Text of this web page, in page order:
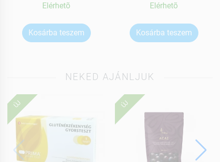
Elérhetõ
Kosárba teszem
Elérhetõ
Kosárba teszem
NEKED AJÁNLJUK
ÚJ ÚJ